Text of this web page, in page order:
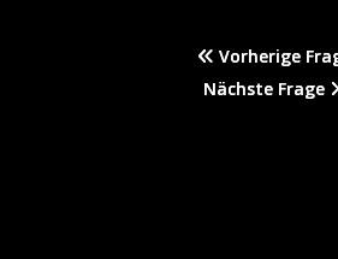
Vorherige
Nächste Frage